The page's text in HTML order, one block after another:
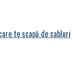
te scapă de cabluri